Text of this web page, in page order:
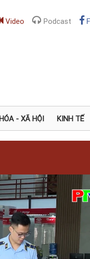
Video Podcast
- XÃ HỘI KINH TẾ